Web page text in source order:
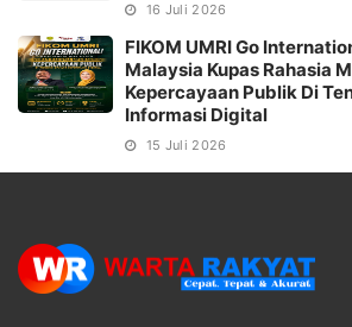
16 Juli 2026
FIKOM UMRI Go
Malaysia Kupas Rahasia
Kepercayaan Publik Di
Informasi Digital
15 Juli 2026